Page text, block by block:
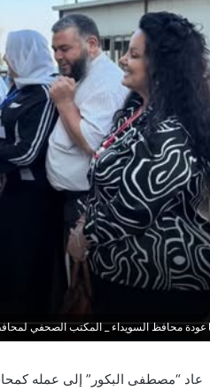
عودة محافظ السويداء _ المكتب الصحفي
عاد “مصطفى البكور” إلى عمله